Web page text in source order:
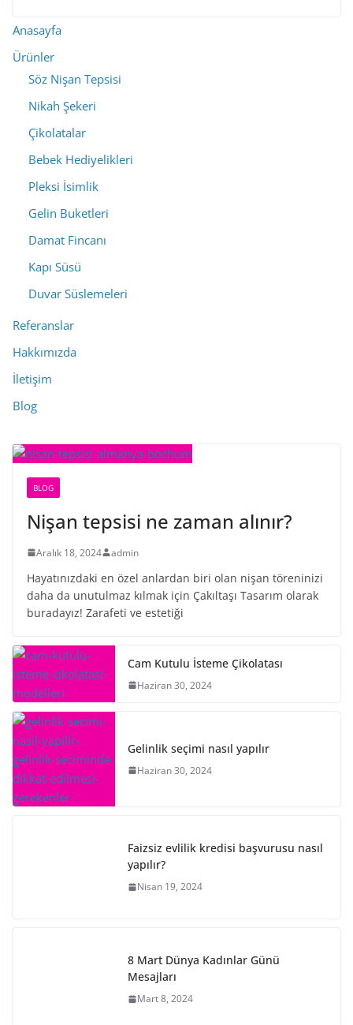
Anasayfa
Ürünler
Söz Nişan Tepsisi
Nikah Şekeri
Çikolatalar
Bebek Hediyelikleri
Pleksi İsimlik
Gelin Buketleri
Damat Fincanı
Kapı Süsü
Duvar Süslemeleri
Referanslar
Hakkımızda
İletişim
Blog
BLOG
Nişan tepsisi ne zaman alınır?
Aralık 18, 2024 admin
Hayatınızdaki en özel anlardan biri olan nişan töreninizi
daha da unutulmaz kılmak için Çakıltaşı Tasarım olarak
buradayız! Zarafeti ve estetiği
Cam Kutulu İsteme Çikolatası
Haziran 30, 2024
Gelinlik seçimi nasıl yapılır
Haziran 30, 2024
Faizsiz evlilik kredisi başvurusu nasıl
yapılır?
Nisan 19, 2024
8 Mart Dünya Kadınlar Günü
Mesajları
Mart 8, 2024